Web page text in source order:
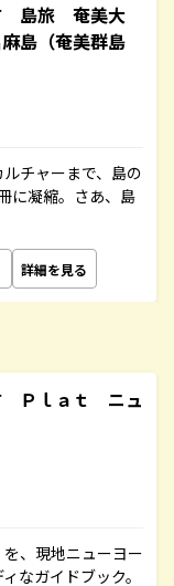
島旅 奄美大
島（奄美群島
チャーまで、島の
に凝縮。さあ、島
詳細を見る
Ｐｌａｔ ニュ
を、現地ニューヨー
なガイドブック。